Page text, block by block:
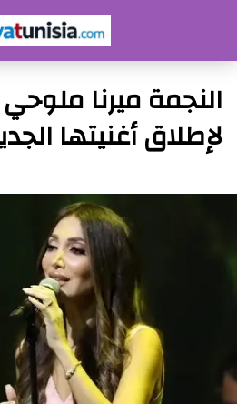
النجمة ميرنا
لإطلاق أغنيتها